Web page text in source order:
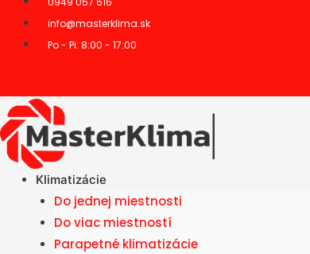
info@masterklima.sk
Po - Pi: 8:00 - 17:00
Klimatizácie
Do jednej miestnosti
Do viac miestností
Parapetné klimatizácie